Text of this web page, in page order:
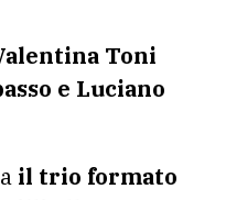
Toni
e Luciano
il trio formato